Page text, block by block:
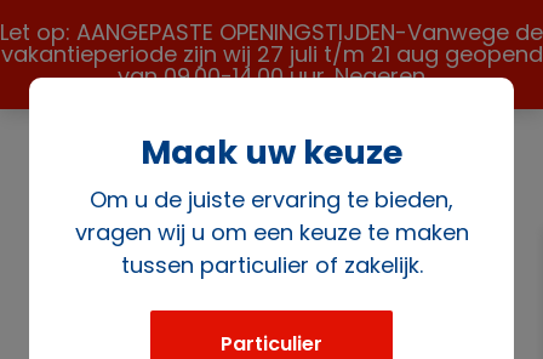
Let op: AANGEPASTE OPENINGSTIJDEN-Vanwege de
vakantieperiode zijn wij 27 juli t/m 21 aug geopend
van 09.00-14.00 uur.Negeren
turquoise (strak)
Maak uw keuze
Om u de juiste ervaring te bieden,
vragen wij u om een keuze te maken
tussen particulier of zakelijk.
Particulier